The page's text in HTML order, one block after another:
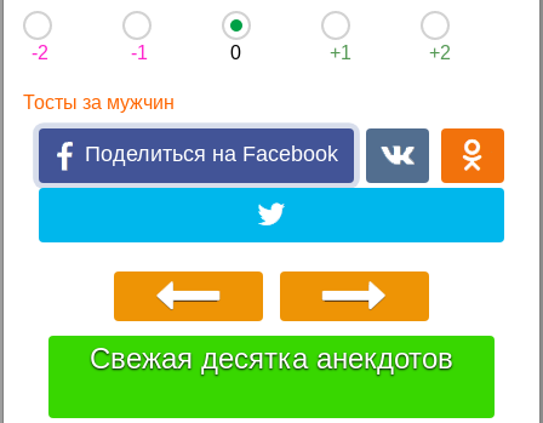
-2 -1 0 +1 +2
Тосты за мужчин
Поделиться на Facebook
Свежая десятка анекдотов